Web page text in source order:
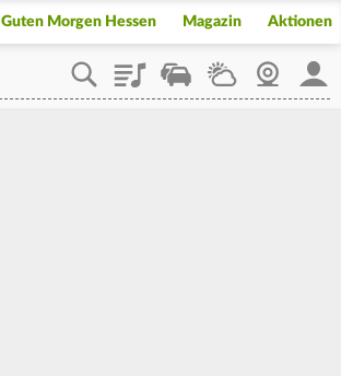
Guten Morgen Hessen Magazin Aktionen
PlaylistStaupilotWetterWebcam